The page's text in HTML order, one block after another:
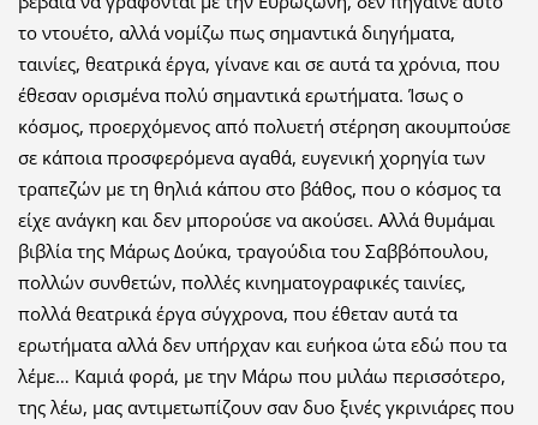
το ντουέτο, αλλά νομίζω πως σημαντικά διηγήματα,
ταινίες, θεατρικά έργα, γίνανε και σε αυτά τα χρόνια, που
έθεσαν ορισμένα πολύ σημαντικά ερωτήματα. Ίσως ο
κόσμος, προερχόμενος από πολυετή στέρηση ακουμπούσε
σε κάποια προσφερόμενα αγαθά, ευγενική χορηγία των
τραπεζών με τη θηλιά κάπου στο βάθος, που ο κόσμος τα
είχε ανάγκη και δεν μπορούσε να ακούσει. Αλλά θυμάμαι
βιβλία της Μάρως Δούκα, τραγούδια του Σαββόπουλου,
πολλών συνθετών, πολλές κινηματογραφικές ταινίες,
πολλά θεατρικά έργα σύγχρονα, που έθεταν αυτά τα
ερωτήματα αλλά δεν υπήρχαν και ευήκοα ώτα εδώ που τα
λέμε… Καμιά φορά, με την Μάρω που μιλάω περισσότερο,
της λέω, μας αντιμετωπίζουν σαν δυο ξινές γκρινιάρες που